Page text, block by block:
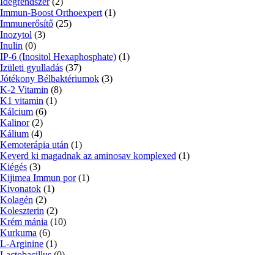
Immun-Boost Orthoexpert (1)
Immunerősítő (25)
Inozytol (3)
Inulin (0)
IP-6 (Inositol Hexaphosphate) (1)
Izületi gyulladás (37)
Jótékony Bélbaktériumok (3)
K-2 Vitamin (8)
K1 vitamin (1)
Kálcium (6)
Kalinor (2)
Kálium (4)
Kemoterápia után (1)
Keverd ki magadnak az aminosav komplexed (1)
Kiégés (3)
Kijimea Immun por (1)
Kivonatok (1)
Kolagén (2)
Koleszterin (2)
Krém mánia (10)
Kurkuma (6)
L-Arginine (1)